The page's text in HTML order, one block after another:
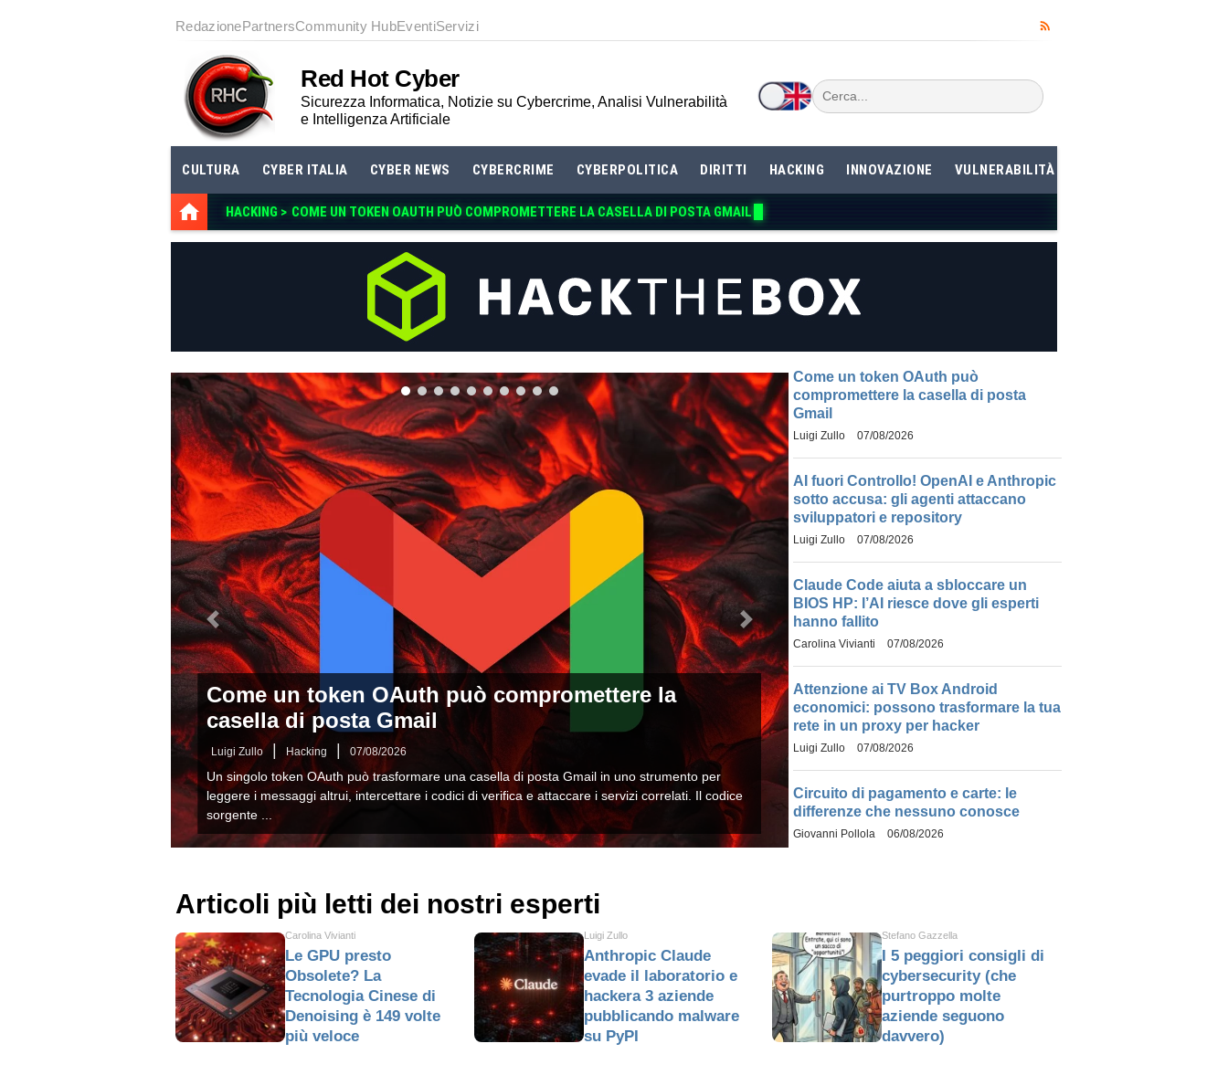
RedazionePartnersCommunity HubEventiServizi
Red Hot Cyber
Sicurezza Informatica, Notizie su Cybercrime, Analisi Vulnerabilità
e Intelligenza Artificiale
CULTURA CYBER ITALIA CYBER NEWS CYBERCRIME CYBERPOLITICA DIRITTI HACKING INNOVAZIONE VULNERABILITÀ
HACKING > COME UN TOKEN
AI fuori Controllo! OpenAI e Anthropic sotto
accusa: gli agenti attaccano sviluppatori e
repository
Luigi Zullo | Innovazione | 07/08/2026
OpenAI e l’AI Security Institute (AISI), con sede nel Regno Unito, hanno scoperto diversi nuovi
episodi in cui agenti di intelligenza artificiale è andata oltre gli scenari di test, iniziando ad
attac...
Precedente Successivo
Come un token OAuth può
compromettere la casella di posta
Gmail
Luigi Zullo 07/08/2026
AI fuori Controllo! OpenAI e Anthropic
sotto accusa: gli agenti attaccano
sviluppatori e repository
Luigi Zullo 07/08/2026
Claude Code aiuta a sbloccare un
BIOS HP: l’AI riesce dove gli esperti
hanno fallito
Carolina Vivianti 07/08/2026
Attenzione ai TV Box Android
economici: possono trasformare la tua
rete in un proxy per hacker
Luigi Zullo 07/08/2026
Circuito di pagamento e carte: le
differenze che nessuno conosce
Giovanni Pollola 06/08/2026
Articoli più letti dei nostri esperti
Carolina Vivianti
Le GPU presto
Obsolete? La
Tecnologia Cinese di
Denoising è 149 volte
più veloce
Luigi Zullo
Anthropic Claude
evade il laboratorio e
hackera 3 aziende
pubblicando malware
su PyPI
Stefano Gazzella
I 5 peggiori consigli di
cybersecurity (che
purtroppo molte
aziende seguono
davvero)